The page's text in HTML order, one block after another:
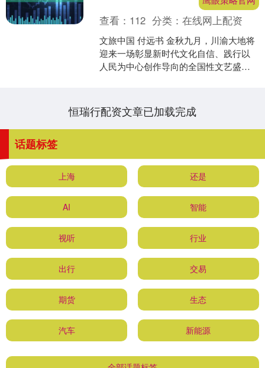
查看： 112 分类：在线网上配资
文旅中国 付远书 金秋九月，川渝大地将
迎来一场彰显新时代文化自信、践行以
人民为中心创作导向的全国性文艺盛事
恒瑞行配资文章已加载完成
话题标签
上海 还是
AI 智能
视听 行业
出行 交易
期货 生态
汽车 新能源